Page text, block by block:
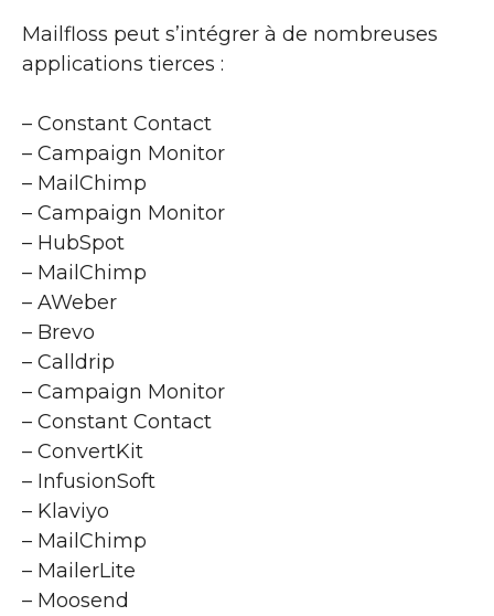
Mailfloss peut s’intégrer à de nombreuses
applications tierces :
– Constant Contact
– Campaign Monitor
– MailChimp
– Campaign Monitor
– HubSpot
– MailChimp
– AWeber
– Brevo
– Calldrip
– Campaign Monitor
– Constant Contact
– ConvertKit
– InfusionSoft
– Klaviyo
– MailChimp
– MailerLite
– Moosend